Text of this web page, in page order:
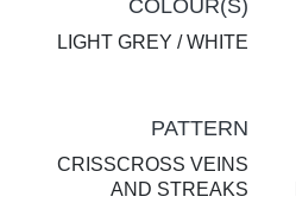
COLOUR(S)
LIGHT GREY / WHITE
PATTERN
CRISSCROSS VEINS
AND STREAKS